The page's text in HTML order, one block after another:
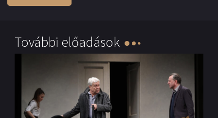
További előadások